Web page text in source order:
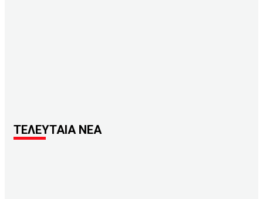
ΤΕΛΕΥΤΑΙΑ ΝΕΑ